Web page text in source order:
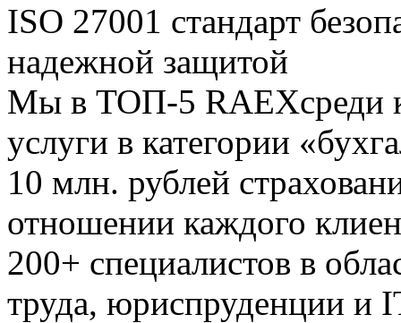
ISO 27001 стандарт
надежной защитой
Мы в ТОП-5 RAEXсреди
услуги в категории
10 млн. рублей
отношении каждого
200+ специалистов в
труда, юриспруденции и